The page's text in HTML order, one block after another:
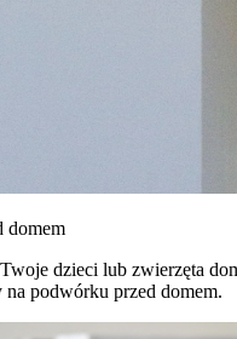
domem
dzieci lub zwierzęta
na podwórku przed domem.